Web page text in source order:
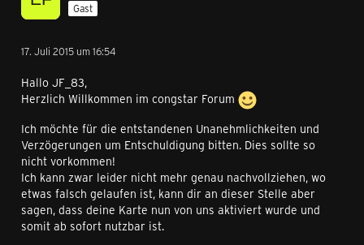
Gast
17. Juli 2015 um 16:54
Hallo JF_83,
Herzlich Willkommen im congstar Forum
Ich möchte für die entstandenen Unanehmlichkeiten und
Verzögerungen um Entschuldigung bitten. Dies sollte so
nicht vorkommen!
Ich kann zwar leider nicht mehr genau nachvollziehen, wo
etwas falsch gelaufen ist, kann dir an dieser Stelle aber
sagen, dass deine Karte nun von uns aktiviert wurde und
somit ab sofort nutzbar ist.